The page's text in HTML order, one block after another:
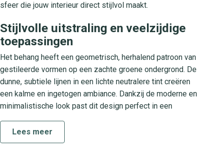
sfeer die jouw interieur direct stijlvol maakt.
Stijlvolle uitstraling en veelzijdige
toepassingen
Het behang heeft een geometrisch, herhalend patroon van
gestileerde vormen op een zachte groene ondergrond. De
dunne, subtiele lijnen in een lichte neutralere tint creëren
een kalme en ingetogen ambiance. Dankzij de moderne en
minimalistische look past dit design perfect in een
woonkamer, slaapkamer of kantoorruimte. Combineer met
strakke meubels en warme accessoires voor een
Lees meer